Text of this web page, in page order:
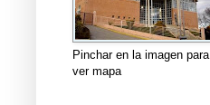
Pinchar en la imagen para
ver mapa